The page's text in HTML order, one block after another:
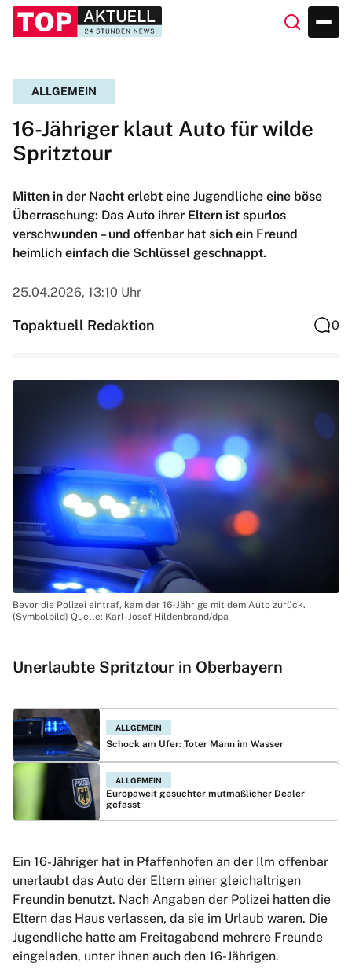
ALLGEMEIN
16-Jähriger klaut Auto für wilde
Spritztour
Mitten in der Nacht erlebt eine Jugendliche eine böse
Überraschung: Das Auto ihrer Eltern ist spurlos
verschwunden – und offenbar hat sich ein Freund
heimlich einfach die Schlüssel geschnappt.
25.04.2026, 13:10 Uhr
Topaktuell Redaktion 0
Bevor die Polizei eintraf, kam der 16-Jährige mit dem Auto zurück.
(Symbolbild) Quelle: Karl-Josef Hildenbrand/dpa
Unerlaubte Spritztour in Oberbayern
ALLGEMEIN
Schock am Ufer: Toter Mann im Wasser
ALLGEMEIN
Europaweit gesuchter mutmaßlicher Dealer
gefasst
Ein 16-Jähriger hat in Pfaffenhofen an der Ilm offenbar
unerlaubt das Auto der Eltern einer gleichaltrigen
Freundin benutzt. Nach Angaben der Polizei hatten die
Eltern das Haus verlassen, da sie im Urlaub waren. Die
Jugendliche hatte am Freitagabend mehrere Freunde
eingeladen, unter ihnen auch den 16-Jährigen.